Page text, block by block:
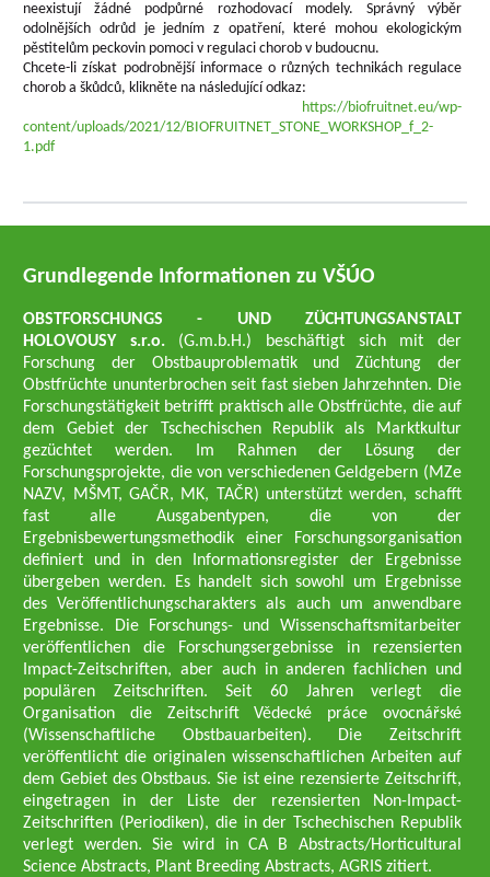
neexistují žádné podpůrné rozhodovací modely. Správný výběr
odolnějších odrůd je jedním z opatření, které mohou ekologickým
pěstitelům peckovin pomoci v regulaci chorob v budoucnu.
Chcete-li získat podrobnější informace o různých technikách regulace
chorob a škůdců, klikněte na následující odkaz:
https://biofruitnet.eu/wp-
content/uploads/2021/12/BIOFRUITNET_STONE_WORKSHOP_f_2-
1.pdf
Grundlegende Informationen zu VŠÚO
OBSTFORSCHUNGS - UND ZÜCHTUNGSANSTALT
HOLOVOUSY s.r.o. (G.m.b.H.) beschäftigt sich mit der
Forschung der Obstbauproblematik und Züchtung der
Obstfrüchte ununterbrochen seit fast sieben Jahrzehnten. Die
Forschungstätigkeit betrifft praktisch alle Obstfrüchte, die auf
dem Gebiet der Tschechischen Republik als Marktkultur
gezüchtet werden. Im Rahmen der Lösung der
Forschungsprojekte, die von verschiedenen Geldgebern (MZe
NAZV, MŠMT, GAČR, MK, TAČR) unterstützt werden, schafft
fast alle Ausgabentypen, die von der
Ergebnisbewertungsmethodik einer Forschungsorganisation
definiert und in den Informationsregister der Ergebnisse
übergeben werden. Es handelt sich sowohl um Ergebnisse
des Veröffentlichungscharakters als auch um anwendbare
Ergebnisse. Die Forschungs- und Wissenschaftsmitarbeiter
veröffentlichen die Forschungsergebnisse in rezensierten
Impact-Zeitschriften, aber auch in anderen fachlichen und
populären Zeitschriften. Seit 60 Jahren verlegt die
Organisation die Zeitschrift Vědecké práce ovocnářské
(Wissenschaftliche Obstbauarbeiten). Die Zeitschrift
veröffentlicht die originalen wissenschaftlichen Arbeiten auf
dem Gebiet des Obstbaus. Sie ist eine rezensierte Zeitschrift,
eingetragen in der Liste der rezensierten Non-Impact-
Zeitschriften (Periodiken), die in der Tschechischen Republik
verlegt werden. Sie wird in CA B Abstracts/Horticultural
Science Abstracts, Plant Breeding Abstracts, AGRIS zitiert.